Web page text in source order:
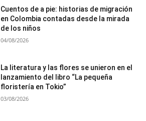
Cuentos de a pie: historias de migración
en Colombia contadas desde la mirada
de los niños
04/08/2026
La literatura y las flores se unieron en el
lanzamiento del libro “La pequeña
floristería en Tokio”
03/08/2026